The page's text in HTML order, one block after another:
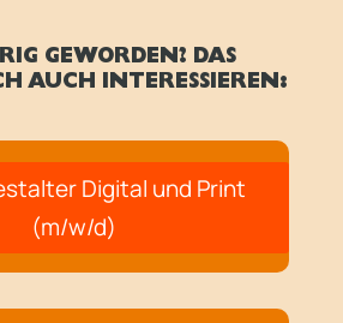
GEWORDEN? DAS
AUCH INTERESSIEREN:
Digital und Print
(m/w/d)